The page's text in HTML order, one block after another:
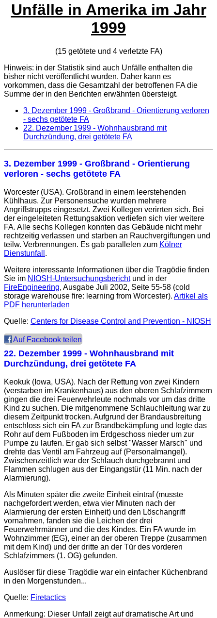
Unfälle in Amerika im Jahr
1999
(15 getötete und 4 verletzte FA)
Hinweis: in der Statistik sind auch Unfälle enthalten die
bisher nicht veröffentlicht wurden. Daher kann es
vorkommen, dass die Gesamtzahl der betroffenen FAdie
Summe der in den Berichten erwähnten übersteigt.
3. Dezember 1999 - Großbrand - Orientierung verloren
- sechs getötete FA
22. Dezember 1999 - Wohnhausbrand mit
Durchzündung, drei getötete FA
3. Dezember 1999 - Großbrand - Orientierung
verloren - sechs getötete FA
Worcester (USA). Großbrand in einem leerstehenden
Kühlhaus. Zur Personensuche wurden mehrere
Angriffstrupps eingesetzt. Zwei Kollegen verirrten sich. Bei
der eingeleiteten Rettungsaktion verliefen sich vier weitere
FA. Alle sechs Kollegen konnten das Gebäude nicht mehr
rechtzeitig verlassen und starben an Rauchvergiftungen und
teilw. Verbrennungen. Es gab parallelen zum Kölner
Dienstunfall .
Weitere interessante Informationen über die Tragödie finden
Sie im NIOSH-Untersuchungsberichtund in der
FireEngineering, Ausgabe Juli 2002, Seite 55-58 (cold
storage warehouse fire: learning from Worcester). Artikel als
PDF herunterladen
Quelle: Centers for Disease Control and Prevention - NIOSH
Auf Facebook teilen
22. Dezember 1999 - Wohnhausbrand mit
Durchzündung, drei getötete FA
Keokuk (Iowa, USA). Nach der Rettung von zwei Kindern
(verstarben im Krankenhaus) aus den oberen Schlafzimmern
gingen die drei Feuerwehrleute nochmals vor um das dritte
Kind zu suchen. Die mitgenommene Schlauchleitung war zu
diesem Zeitpunkt trocken. Aufgrund der Brandausbreitung
entschloss sich ein FA zur Brandbekämpfung und legte das
Rohr auf dem Fußboden im Erdgeschoss nieder um zur
Pumpe zu laufen. Er gab sich selbst "Wasser Marsch" und
drehte das Ventil am Fahrzeug auf (Personalmangel).
Zwischenzeitlich war der Schlauch durchgebrannt und
Flammen schlugen aus der Eingangstür (11 Min. nach der
Alarmierung).
Als Minuten später die zweite Einheit eintraf (musste
nachgefordert werden, etwa vier Minuten nach der
Alarmierung der ersten Einheit) und den Löschangriff
vornahmen, fanden sie die Leichen der drei
Feuerwehrmänner und die des Kindes. Ein FA wurde im
Wohnzimmer (EG), einer an der oberen Treppe (zusammen
mit dem Kind) und der dritte an der Tür des vorderen
Schlafzimmers (1. OG) gefunden.
Auslöser für diese Tragödie war ein einfacher Küchenbrand
in den Morgenstunden...
Quelle: Firetactics
Anmerkung: Dieser Unfall zeigt auf dramatische Art und